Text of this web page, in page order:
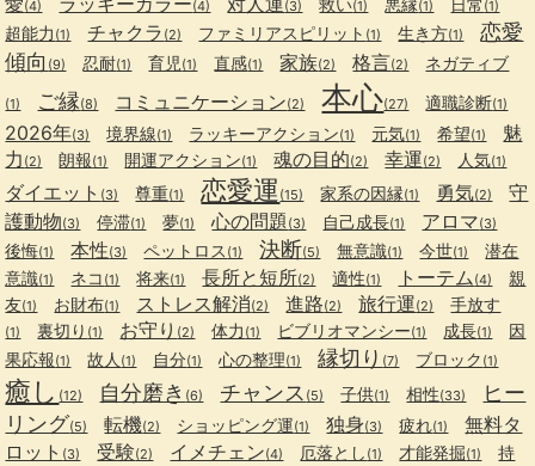
(4) (4) (3) 救い(1) 悪縁(1) 日常 (1)
超能力 (1) チャクラ (2) ファミリアスピリット (1) 生き方(1)
恋愛
傾向 (9) 忍耐(1) 育児(1) 直感(1) 家族(2) 格言(2) ネガティブ
(1) ご縁(8) コミュニケーション(2) 本心(27) 適職診断(1)
2026年(3) 境界線(1) ラッキーアクション(1) 元気(1) 希望(1)
魅
力 (2) 朗報(1) 開運アクション(1) 魂の目的(2) 幸運(2) 人気(1)
ダイエット (3) 尊重(1) 恋愛運 (15) 家系の因縁(1) 勇気(2)
守
護動物(3) 停滞(1) 夢(1) 心の問題(3) 自己成長(1) アロマ(3)
後悔(1) 本性(3) ペットロス (1) 決断(5) 無意識(1) 今世(1)
潜在
意識(1) ネコ (1) 将来(1) 長所と短所(2) 適性(1) トーテム(4)
親
友(1) お財布(1) ストレス解消(2) 進路(2) 旅行運(2) 手放す
(1) 裏切り (1) お守り (2) 体力 (1) ビブリオマンシー(1) 成長(1)
因
果応報(1) 故人 (1) 自分(1) 心の整理(1) 縁切り (7) ブロック (1)
癒し (12) 自分磨き (6) チャンス (5) 子供(1) 相性(33)
ヒー
リング(5) 転機(2) ショッピング運(1) 独身(3) 疲れ(1)
無料タ
ロット (3) 受験(2) イメチェン(4) 厄落とし (1) 才能発掘(1)
持